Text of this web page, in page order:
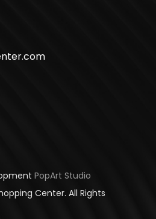
PopArt Studio
Center. All Rights